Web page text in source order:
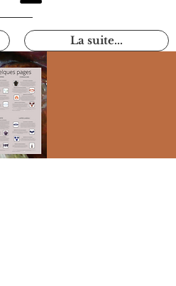
La suite...